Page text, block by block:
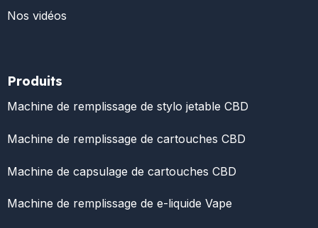
Nos vidéos
Produits
Machine de remplissage de stylo jetable CBD
Machine de remplissage de cartouches CBD
Machine de capsulage de cartouches CBD
Machine de remplissage de e-liquide Vape